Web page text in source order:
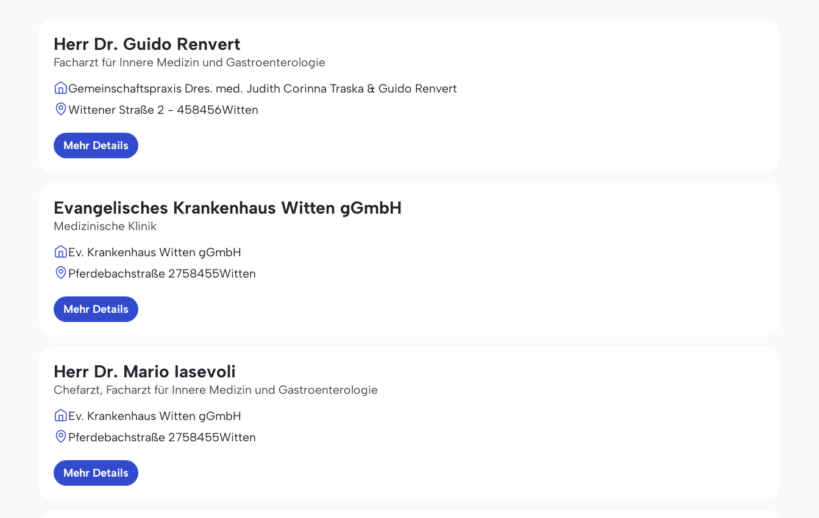
Herr Dr. Guido Renvert
Facharzt für Innere Medizin und Gastroenterologie
Gemeinschaftspraxis Dres. med. Judith Corinna Traska & Guido Renvert
Wittener Straße 2 - 458456Witten
Mehr Details
Evangelisches Krankenhaus Witten gGmbH
Medizinische Klinik
Ev. Krankenhaus Witten gGmbH
Pferdebachstraße 2758455Witten
Mehr Details
Herr Dr. Mario Iasevoli
Chefarzt, Facharzt für Innere Medizin und Gastroenterologie
Ev. Krankenhaus Witten gGmbH
Pferdebachstraße 2758455Witten
Mehr Details